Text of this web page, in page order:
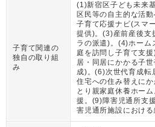
子育て関連の
独自の取り組
み
(1)新宿区子ども未来
区民等の自主的な活
子育て応援ナビ(スマ
提供)。(3)産前産後支
ラの派遣)。(4)ホーム
庭を訪問し子育て支
居・同居にかかる子
成)。(6)次世代育成転
住宅への住み替えに
とり親家庭休養ホー
援。(9)障害児通所支
害児通所施設における